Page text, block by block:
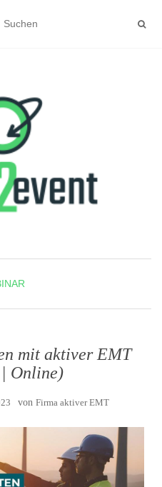
mit aktiver EMT
Online)
von Firma aktiver EMT